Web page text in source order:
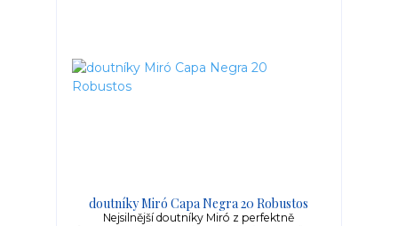
doutníky Miró Capa Negra 20 Robustos
Nejsilnější doutníky Miró z perfektně